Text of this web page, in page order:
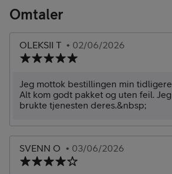
Omtaler
OLEKSII T • 02/06/2026
Jeg mottok bestillingen min
Alt kom godt pakket og uten feil.
brukte tjenesten deres.&nbsp;
SVENN O • 03/06/2026